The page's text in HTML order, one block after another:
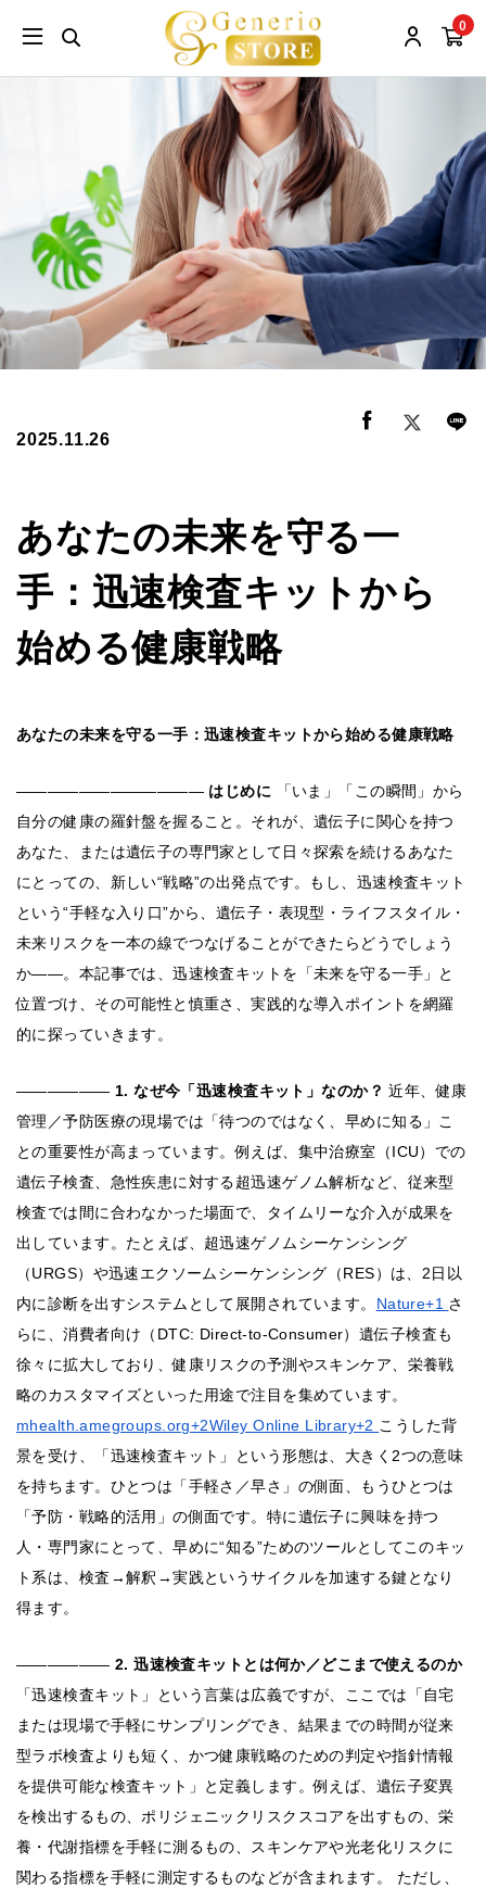
0
2025.11.26
あなたの未来を守る一
手：迅速検査キットから
始める健康戦略
あなたの未来を守る一手：迅速検査キットから始める健康戦略
―――――――――――― はじめに
「いま」「この瞬間」から
自分の健康の羅針盤を握ること。それが、遺伝子に関心を持つ
あなた、または遺伝子の専門家として日々探索を続けるあなた
にとっての、新しい“戦略”の出発点です。もし、迅速検査キット
という“手軽な入り口”から、遺伝子・表現型・ライフスタイル・
未来リスクを一本の線でつなげることができたらどうでしょう
か――。本記事では、迅速検査キットを「未来を守る一手」と
位置づけ、その可能性と慎重さ、実践的な導入ポイントを網羅
的に探っていきます。
―――――― 1. なぜ今「迅速検査キット」なのか？近年、健康
管理／予防医療の現場では「待つのではなく、早めに知る」こ
との重要性が高まっています。例えば、集中治療室（ICU）での
遺伝子検査、急性疾患に対する超迅速ゲノム解析など、従来型
検査では間に合わなかった場面で、タイムリーな介入が成果を
出しています。たとえば、超迅速ゲノムシーケンシング
（URGS）や迅速エクソームシーケンシング（RES）は、2日以
内に診断を出すシステムとして展開されています。 Nature+1 さ
らに、消費者向け（DTC: Direct-to-Consumer）遺伝子検査も
徐々に拡大しており、健康リスクの予測やスキンケア、栄養戦
略のカスタマイズといった用途で注目を集めています。
mhealth.amegroups.org+2Wiley Online Library+2 こうした背
景を受け、「迅速検査キット」という形態は、大きく2つの意味
を持ちます。ひとつは「手軽さ／早さ」の側面、もうひとつは
「予防・戦略的活用」の側面です。特に遺伝子に興味を持つ
人・専門家にとって、早めに“知る”ためのツールとしてこのキッ
ト系は、検査→解釈→実践というサイクルを加速する鍵となり
得ます。
―――――― 2. 迅速検査キットとは何か／どこまで使えるのか
「迅速検査キット」という言葉は広義ですが、ここでは「自宅
または現場で手軽にサンプリングでき、結果までの時間が従来
型ラボ検査よりも短く、かつ健康戦略のための判定や指針情報
を提供可能な検査キット」と定義します。例えば、遺伝子変異
を検出するもの、ポリジェニックリスクスコアを出すもの、栄
養・代謝指標を手軽に測るもの、スキンケアや光老化リスクに
関わる指標を手軽に測定するものなどが含まれます。 ただし、